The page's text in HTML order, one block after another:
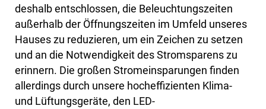
deshalb entschlossen, die Beleuchtungszeiten
außerhalb der Öffnungszeiten im Umfeld unseres
Hauses zu reduzieren, um ein Zeichen zu setzen
und an die Notwendigkeit des Stromsparens zu
erinnern. Die großen Stromeinsparungen finden
allerdings durch unsere hocheffizienten Klima-
und Lüftungsgeräte, den LED-